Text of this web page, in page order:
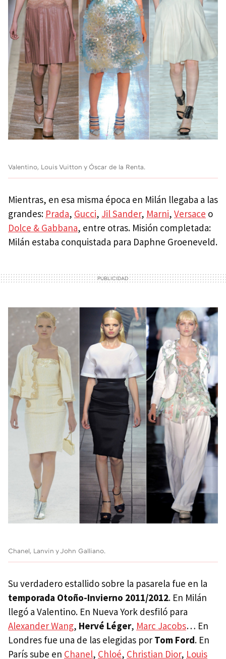
Valentino, Louis Vuitton y Óscar de la Renta.
Mientras, en esa misma época en Milán llegaba a las
grandes: Prada, Gucci, Jil Sander, Marni, Versace o
Dolce & Gabbana, entre otras. Misión completada:
Milán estaba conquistada para Daphne Groeneveld.
Chanel, Lanvin y John Galliano.
Su verdadero estallido sobre la pasarela fue en la
temporada Otoño-Invierno 2011/2012. En Milán
llegó a Valentino. En Nueva York desfiló para
Alexander Wang, Hervé Léger, Marc Jacobs… En
Londres fue una de las elegidas por Tom Ford. En
París sube en Chanel, Chloé, Christian Dior, Louis